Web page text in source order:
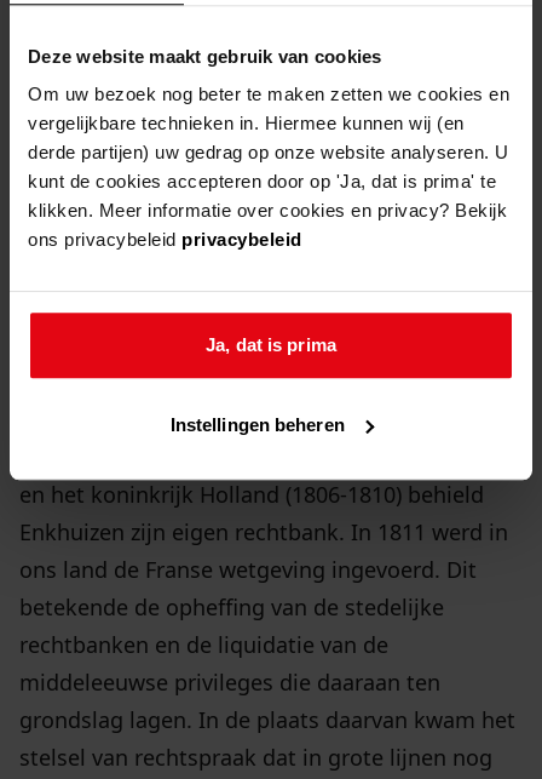
Deze website maakt gebruik van cookies
Om uw bezoek nog beter te maken zetten we cookies en
vergelijkbare technieken in. Hiermee kunnen wij (en
derde partijen) uw gedrag op onze website analyseren. U
kunt de cookies accepteren door op 'Ja, dat is prima' te
klikken. Meer informatie over cookies en privacy? Bekijk
ons privacybeleid privacybeleid
Ja, dat is prima
Instellingen beheren
toezicht op het door deze voogden gevoerde
beheer.
Door de groei van de stad breidden de
werkzaamheden van het gerecht zich uit, en
daardoor ook het aantal gerechtelijke
functionarissen. De commissarissen van kleine
rechtszaken. En voor het toezicht op het beheer
van weesgoederen werden aparte weesmeesters
aangesteld.
en het koninkrijk Holland (1806-1810) behield
Enkhuizen zijn eigen rechtbank. In 1811 werd in
ons land de Franse wetgeving ingevoerd. Dit
betekende de opheffing van de stedelijke
rechtbanken en de liquidatie van de
middeleeuwse privileges die daaraan ten
grondslag lagen. In de plaats daarvan kwam het
stelsel van rechtspraak dat in grote lijnen nog